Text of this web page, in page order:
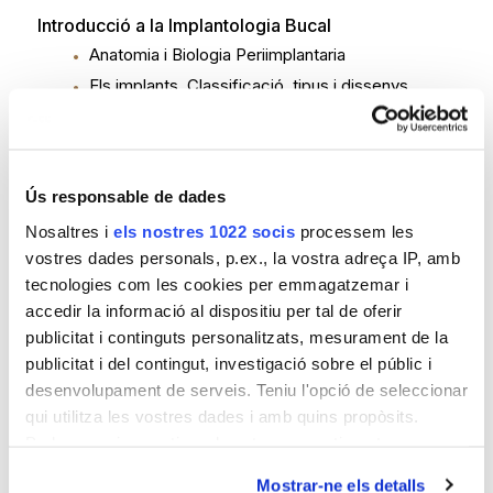
Ús responsable de dades
Nosaltres i els nostres 1022 socis processem les
vostres dades personals, p.ex., la vostra adreça IP, amb
tecnologies com les cookies per emmagatzemar i
accedir la informació al dispositiu per tal de oferir
publicitat i continguts personalitzats, mesurament de la
publicitat i del contingut, investigació sobre el públic i
desenvolupament de serveis. Teniu l'opció de seleccionar
qui utilitza les vostres dades i amb quins propòsits.
Mostrar-ne els detalls
Introducció a la Implantologia Bucal
Anatomia i Biologia Periimplantaria
Els implants, Classificació, tipus i dissenys
Tipus de tractaments amb implants i les seves
implantologia
implantologia Bucal
Anestesiologia i farmacologia relacionada amb
la Implantologia
Material i Instrumental quirúrgic utilitzat en la
Implantologia
Programa Pràctic